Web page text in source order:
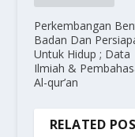
Perkembangan
Badan Dan
Untuk Hidup ; Data
Ilmiah &
Al-qur’an
RELATED